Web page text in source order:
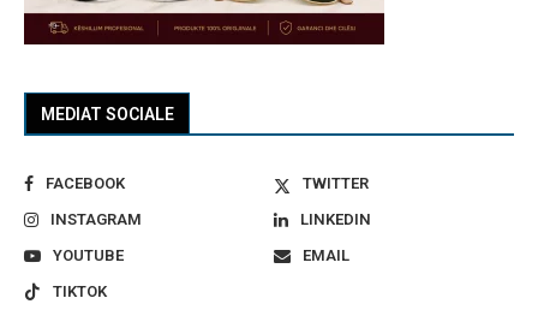
MEDIAT SOCIALE
FACEBOOK
TWITTER
INSTAGRAM
LINKEDIN
YOUTUBE
EMAIL
TIKTOK